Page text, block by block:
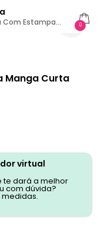
Com Estampa
0
Manga Curta
virtual
te dará a melhor
com dúvida?